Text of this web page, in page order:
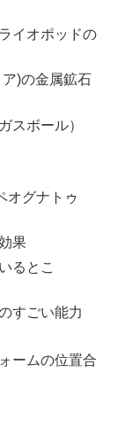
イオポッドの
)の金属鉱石
スボール）
オグナトゥ
果
るとこ
すごい能力
ームの位置合